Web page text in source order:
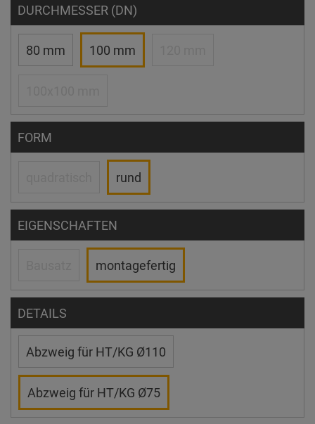
DURCHMESSER (DN)
80 mm 100 mm
FORM
rund
EIGENSCHAFTEN
montagefertig
DETAILS
Abzweig für HT/KG Ø110
Abzweig für HT/KG Ø75